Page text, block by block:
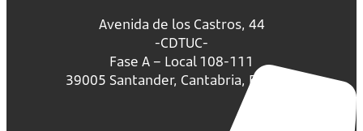
Avenida de los Castros, 44
-CDTUC-
Fase A – Local 108-111
39005 Santander, Cantabria, España.